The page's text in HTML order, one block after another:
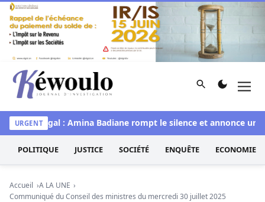
Aller au contenu
Kéwoulo, le premier site d'information et d'investigation
Rechercher
URGENT
Sénégal : Amina Badiane rompt le silence et annonce une
POLITIQUE JUSTICE SOCIÉTÉ ENQUÊTE ECONOMIE
Accueil
A LA UNE
Communiqué du Conseil des ministres du mercredi 30 juillet 2025